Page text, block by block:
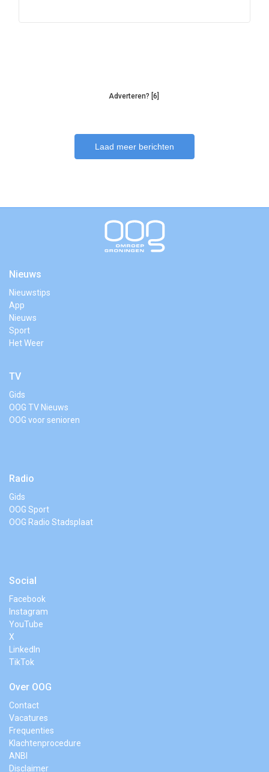
Adverteren? [6]
Laad meer berichten
Nieuws
Nieuwstips
App
Nieuws
Sport
Het Weer
TV
Gids
OOG TV Nieuws
OOG voor senioren
Radio
Gids
OOG Sport
OOG Radio Stadsplaat
Social
Facebook
Instagram
YouTube
X
LinkedIn
TikTok
Over OOG
Contact
Vacatures
Frequenties
Klachtenprocedure
ANBI
Disclaimer